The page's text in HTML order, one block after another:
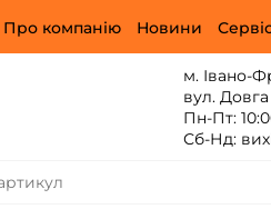
Про компанію Новини
м. Івано-
вул.
Пн-Пт:
Сб-Нд: